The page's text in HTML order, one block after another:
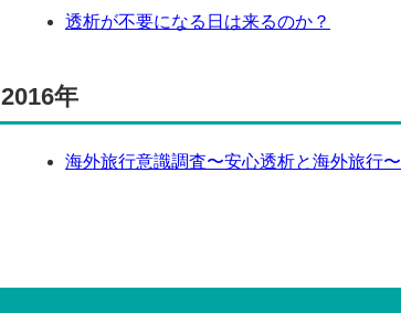
透析が不要になる日は来るのか？
2016年
海外旅行意識調査〜安心透析と海外旅行〜